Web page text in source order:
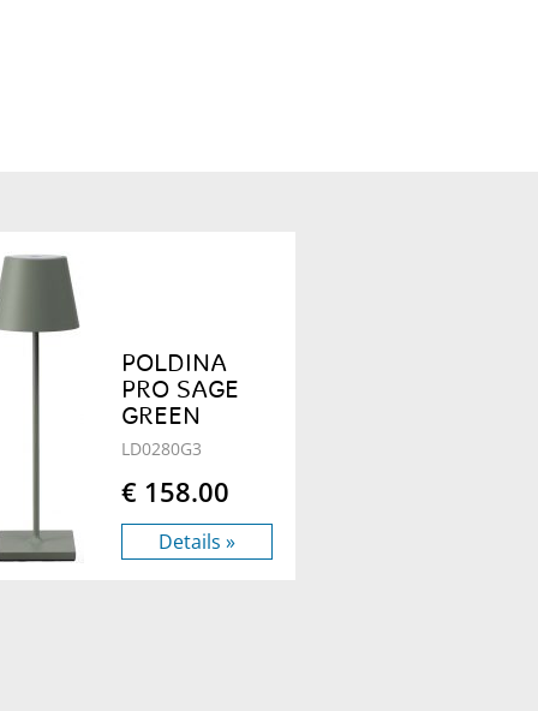
POLDINA
PRO SAGE
GREEN
LD0280G3
€ 158.00
Details »